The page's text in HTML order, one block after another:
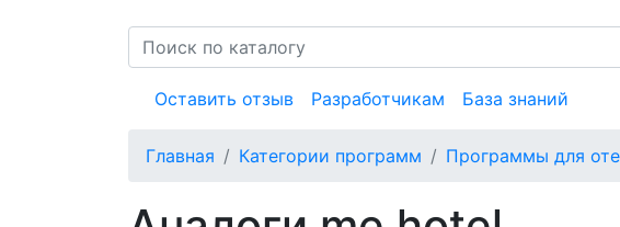
Оставить отзыв Разработчикам База знаний
Главная Категории программ Программы для